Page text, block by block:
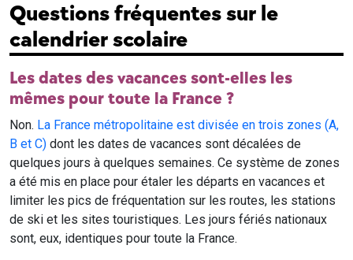
Questions fréquentes sur le
calendrier scolaire
Les dates des vacances sont-elles les
mêmes pour toute la France ?
Non. La France métropolitaine est divisée en trois zones (A,
B et C) dont les dates de vacances sont décalées de
quelques jours à quelques semaines. Ce système de zones
a été mis en place pour étaler les départs en vacances et
limiter les pics de fréquentation sur les routes, les stations
de ski et les sites touristiques. Les jours fériés nationaux
sont, eux, identiques pour toute la France.